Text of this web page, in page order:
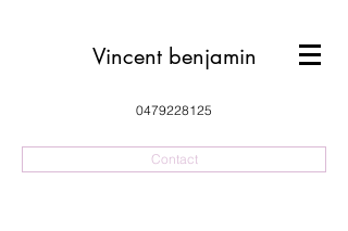
Vincent benjamin
0479228125
Contact